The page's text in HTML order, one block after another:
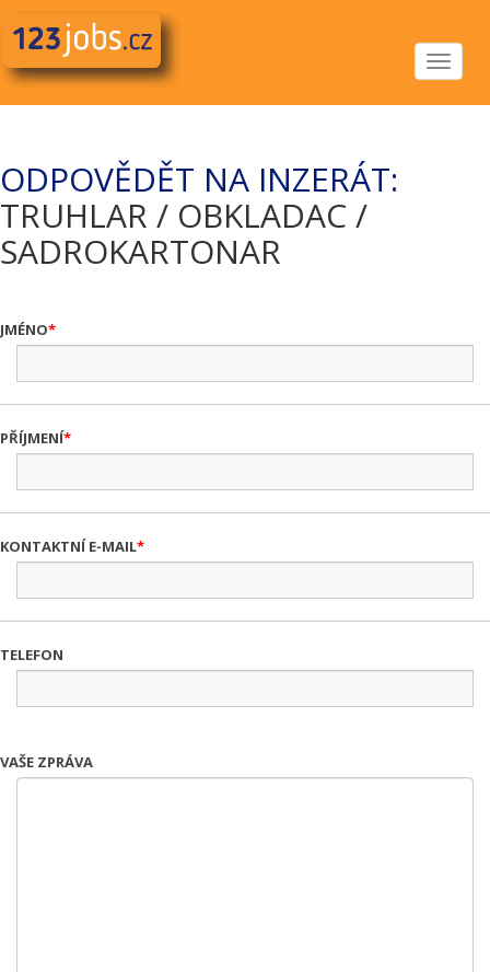
Toggle
ODPOVĚDĚT NA INZERÁT:
TRUHLAR / OBKLADAC /
SADROKARTONAR
JMÉNO
PŘÍJMENÍ
KONTAKTNÍ E-MAIL
TELEFON
VAŠE ZPRÁVA